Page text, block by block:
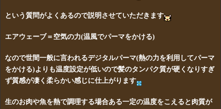
という質問がよくあるので説明させていただきます
エアウェーブ＝空気の力(温風でパーマをかける)
なので世間一般に言われるデジタルパーマ(熱の力を利用してパーマ
をかける)よりも温度設定が低いので髪のタンパク質が硬くなりすぎ
ず質感が凄く柔らかい感じに仕上がります
生のお肉や魚を熱で調理する場合ある一定の温度をこえると肉質が